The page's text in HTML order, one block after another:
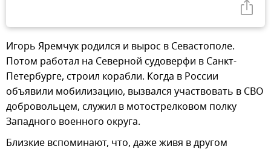
Игорь Яремчук родился и вырос в Севастополе.
Потом работал на Северной судоверфи в Санкт-
Петербурге, строил корабли. Когда в России
объявили мобилизацию, вызвался участвовать в СВО
добровольцем, служил в мотострелковом полку
Западного военного округа.
Близкие вспоминают, что, даже живя в другом